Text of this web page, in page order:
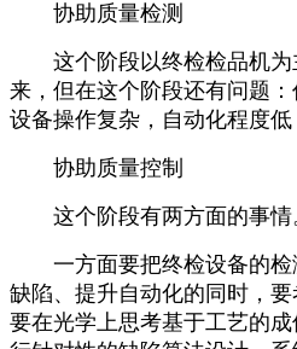
协助质量检测
这个阶段以终检检品机为
来，但在这个阶段还有问题
设备操作复杂，自动化程度低
协助质量控制
这个阶段有两方面的事情
一方面要把终检设备的检
缺陷、提升自动化的同时，
要在光学上思考基于工艺的